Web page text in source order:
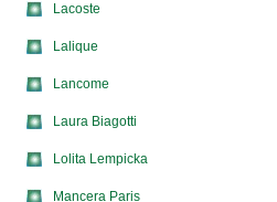
Lacoste
Lalique
Lancome
Laura Biagotti
Lolita Lempicka
Mancera Paris